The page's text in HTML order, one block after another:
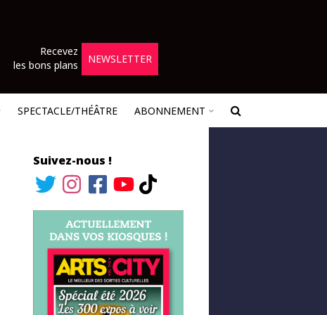
Recevez
les bons plans
NEWSLETTER
SPECTACLE/THÉÂTRE ABONNEMENT
Suivez-nous !